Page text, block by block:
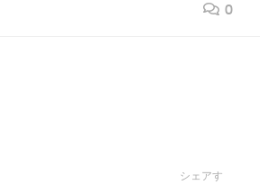
0
シェアす